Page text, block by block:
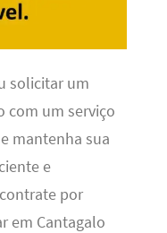
solicitar um
com um serviço
mantenha sua
e
por
em Cantagalo